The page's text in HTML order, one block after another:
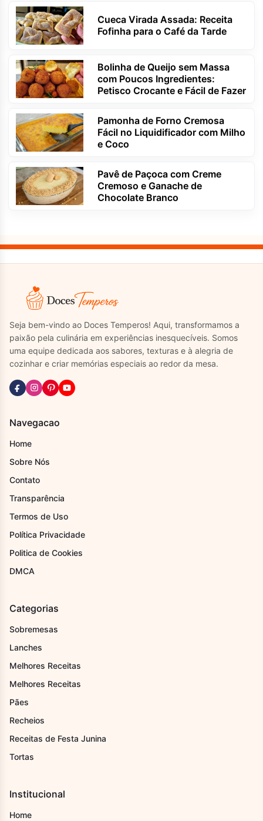
Cueca Virada Assada: Receita
Fofinha para o Café da Tarde
Bolinha de Queijo sem Massa
com Poucos Ingredientes:
Petisco Crocante e Fácil de Fazer
Pamonha de Forno Cremosa
Fácil no Liquidificador com Milho
e Coco
Pavê de Paçoca com Creme
Cremoso e Ganache de
Chocolate Branco
Seja bem-vindo ao Doces Temperos! Aqui, transformamos a
paixão pela culinária em experiências inesquecíveis. Somos
uma equipe dedicada aos sabores, texturas e à alegria de
cozinhar e criar memórias especiais ao redor da mesa.
Navegacao
Home
Sobre Nós
Contato
Transparência
Termos de Uso
Política Privacidade
Politica de Cookies
DMCA
Categorias
Sobremesas
Lanches
Melhores Receitas
Melhores Receitas
Pães
Recheios
Receitas de Festa Junina
Tortas
Institucional
Home